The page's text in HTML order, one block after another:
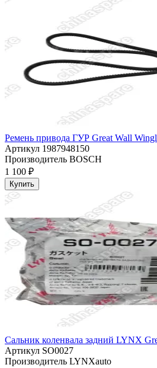
Ремень привода ГУР Great Wall
Артикул 1987948150
Производитель BOSCH
1 100 ₽
Купить
Сальник коленвала задний LYNX
Артикул SO0027
Производитель LYNXauto